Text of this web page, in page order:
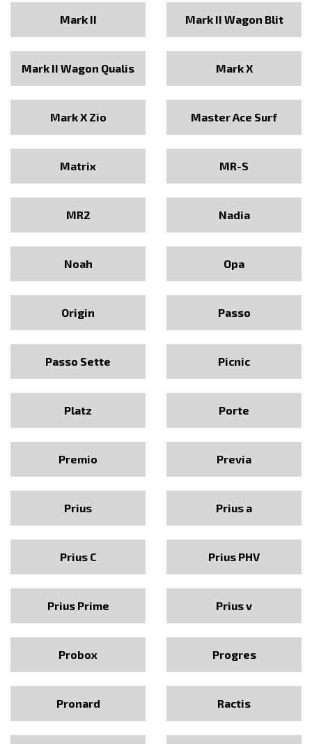
Mark II Mark II Wagon Blit
Mark II Wagon Qualis Mark X
Mark X Zio Master Ace Surf
Matrix MR-S
MR2 Nadia
Noah Opa
Origin Passo
Passo Sette Picnic
Platz Porte
Premio Previa
Prius Prius a
Prius C Prius PHV
Prius Prime Prius v
Probox Progres
Pronard Ractis